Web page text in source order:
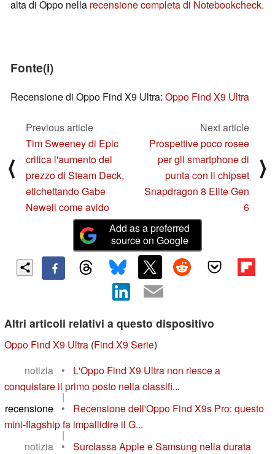
alta di Oppo nella recensione completa di Notebookcheck.
Fonte(i)
Recensione di Oppo Find X9 Ultra: Oppo Find X9 Ultra
⟨
Previous article
Tim Sweeney di Epic
critica l'aumento del
prezzo di Steam Deck,
etichettando Gabe
Newell come avido
Next article
Prospettive poco rosee
per gli smartphone di
punta con il chipset
Snapdragon 8 Elite Gen
6
⟩
Add as a preferred
source on Google
Altri articoli relativi a questo dispositivo
Oppo Find X9 Ultra (Find X9 Serie)
notizia
•
L'Oppo Find X9 Ultra non riesce a
conquistare il primo posto nella classifi...
|
recensione
•
Recensione dell'Oppo Find X9s Pro: questo
mini-flagship fa impallidire il G...
|
notizia
•
Surclassa Apple e Samsung nella durata